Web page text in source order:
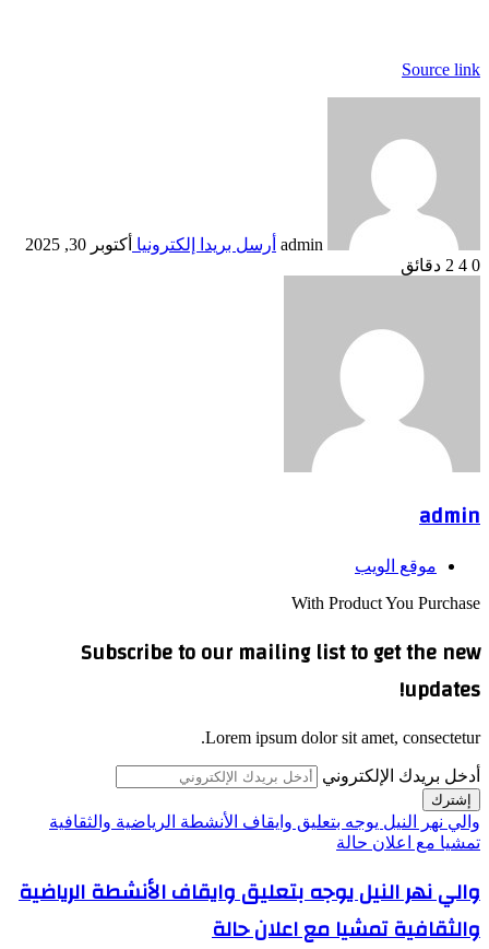
Source link
admin أرسل بريدا إلكترونيا أكتوبر 30, 2025
0
2 دقائق
admin
موقع الويب
With Product You Purchase
Subscribe to our mailing list to get the new
updates!
Lorem ipsum dolor sit amet, consectetur.
أدخل بريدك الإلكتروني
والي نهر النيل يوجه بتعليق وايقاف الأنشطة الرياضية والثقافية
تمشيا مع اعلان حالة
والي نهر النيل يوجه بتعليق وايقاف الأنشطة الرياضية
والثقافية تمشيا مع اعلان حالة